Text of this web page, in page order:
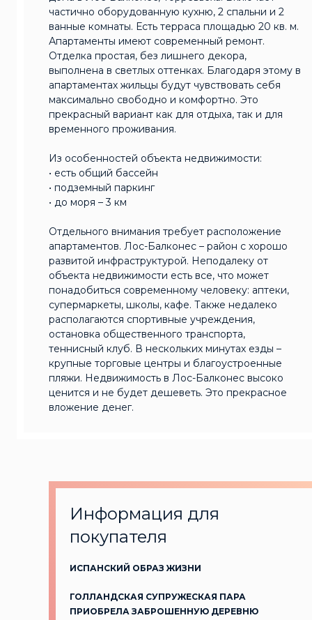
частично оборудованную кухню, 2 спальни и 2
ванные комнаты. Есть терраса площадью 20 кв. м.
Апартаменты имеют современный ремонт.
Отделка простая, без лишнего декора,
выполнена в светлых оттенках. Благодаря этому в
апартаментах жильцы будут чувствовать себя
максимально свободно и комфортно. Это
прекрасный вариант как для отдыха, так и для
временного проживания.
Из особенностей объекта недвижимости:
• есть общий бассейн
• подземный паркинг
• до моря – 3 км
Отдельного внимания требует расположение
апартаментов. Лос-Балконес – район с хорошо
развитой инфраструктурой. Неподалеку от
объекта недвижимости есть все, что может
понадобиться современному человеку: аптеки,
супермаркеты, школы, кафе. Также недалеко
располагаются спортивные учреждения,
остановка общественного транспорта,
теннисный клуб. В нескольких минутах езды –
крупные торговые центры и благоустроенные
пляжи. Недвижимость в Лос-Балконес высоко
ценится и не будет дешеветь. Это прекрасное
вложение денег.
Информация для
покупателя
ИСПАНСКИЙ ОБРАЗ ЖИЗНИ
ГОЛЛАНДСКАЯ СУПРУЖЕСКАЯ ПАРА
ПРИОБРЕЛА ЗАБРОШЕННУЮ ДЕРЕВНЮ